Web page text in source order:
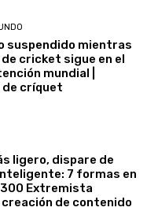
suspendido mientras
cricket sigue en el
mundial |
críquet
ligero, dispare de
7 formas en
Extremista
de contenido